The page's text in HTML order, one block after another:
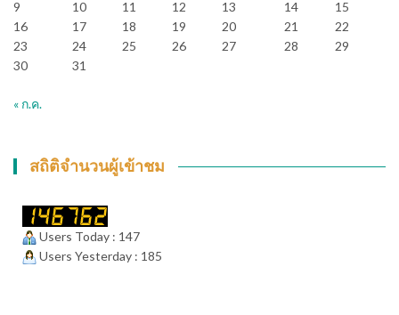
9
10 11 12 13 14
15
16
17 18 19 20 21
22
23
24 25 26 27 28
29
30
31
« ก.ค.
สถิติจำนวนผู้เข้าชม
Users Today : 147
Users Yesterday : 185